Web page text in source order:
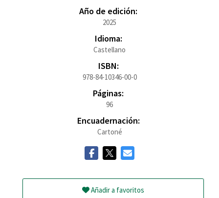
Año de edición:
2025
Idioma:
Castellano
ISBN:
978-84-10346-00-0
Páginas:
96
Encuadernación:
Cartoné
Añadir a favoritos